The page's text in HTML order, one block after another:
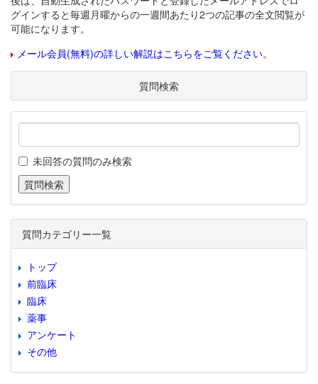
グインすると毎週月曜からの一週間あたり2つの記事の全文閲覧が
可能になります。
メール会員(無料)の詳しい解説はこちらをご覧ください。
質問検索
未回答の質問のみ検索
質問カテゴリー一覧
トップ
前臨床
臨床
薬事
アンケート
その他